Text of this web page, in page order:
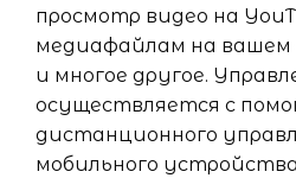
просмотр видео на
медиафайлам на вашем
и многое другое.
осуществляется с
дистанционного
мобильного